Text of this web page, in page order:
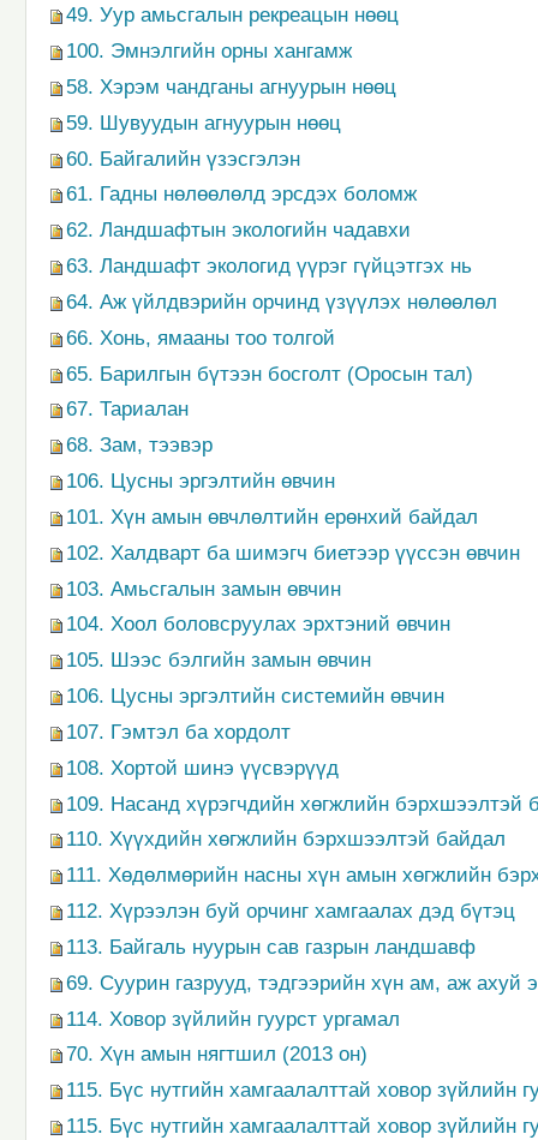
49. Уур амьсгалын рекреацын нөөц
100. Эмнэлгийн орны хангамж
58. Хэрэм чандганы агнуурын нөөц
59. Шувуудын агнуурын нөөц
60. Байгалийн үзэсгэлэн
61. Гадны нөлөөлөлд эрсдэх боломж
62. Ландшафтын экологийн чадавхи
63. Ландшафт экологид үүрэг гүйцэтгэх нь
64. Аж үйлдвэрийн орчинд үзүүлэх нөлөөлөл
66. Хонь, ямааны тоо толгой
65. Барилгын бүтээн босголт (Оросын тал)
67. Тариалан
68. Зам, тээвэр
106. Цусны эргэлтийн өвчин
101. Хүн амын өвчлөлтийн ерөнхий байдал
102. Халдварт ба шимэгч биетээр үүссэн өвчин
103. Амьсгалын замын өвчин
104. Хоол боловсруулах эрхтэний өвчин
105. Шээс бэлгийн замын өвчин
106. Цусны эргэлтийн системийн өвчин
107. Гэмтэл ба хордолт
108. Хортой шинэ үүсвэрүүд
109. Насанд хүрэгчдийн хөгжлийн бэрхшээлтэй
110. Хүүхдийн хөгжлийн бэрхшээлтэй байдал
111. Хөдөлмөрийн насны хүн амын хөгжлийн
112. Хүрээлэн буй орчинг хамгаалах дэд бүтэц
113. Байгаль нуурын сав газрын ландшавф
69. Суурин газрууд, тэдгээрийн хүн ам, аж ахуй
114. Ховор зүйлийн гуурст ургамал
70. Хүн амын нягтшил (2013 он)
115. Бүс нутгийн хамгаалалттай ховор зүйлийн
115. Бүс нутгийн хамгаалалттай ховор зүйлийн